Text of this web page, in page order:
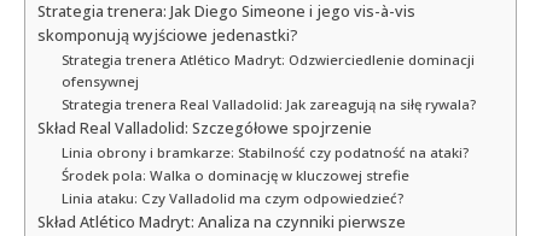
Strategia trenera: Jak Diego Simeone i jego vis-à-vis
skomponują wyjściowe jedenastki?
Strategia trenera Atlético Madryt: Odzwierciedlenie dominacji
ofensywnej
Strategia trenera Real Valladolid: Jak zareagują na siłę rywala?
Skład Real Valladolid: Szczegółowe spojrzenie
Linia obrony i bramkarze: Stabilność czy podatność na ataki?
Środek pola: Walka o dominację w kluczowej strefie
Linia ataku: Czy Valladolid ma czym odpowiedzieć?
Skład Atlético Madryt: Analiza na czynniki pierwsze